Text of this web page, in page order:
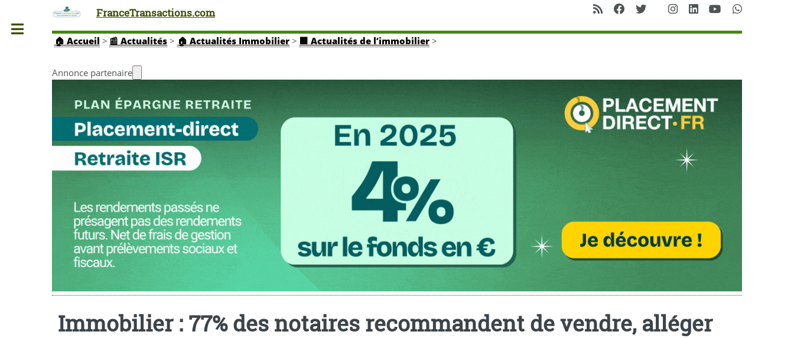
FranceTransactions.com
🏠 Accueil > 📰 Actualités > 🏠 Actualités Immobilier> 🏢 Actualités de l’immobilier>
Annonce partenaire
Immobilier : 77% des notaires recommandent de vendre, alléger
Toggle